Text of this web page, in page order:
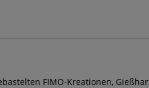
FIMO-Kreationen,